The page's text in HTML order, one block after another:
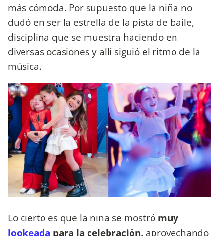
más cómoda. Por supuesto que la niña no
dudó en ser la estrella de la pista de baile,
disciplina que se muestra haciendo en
diversas ocasiones y allí siguió el ritmo de la
música.
Lo cierto es que la niña se mostró muy
lookeada para la celebración, aprovechando